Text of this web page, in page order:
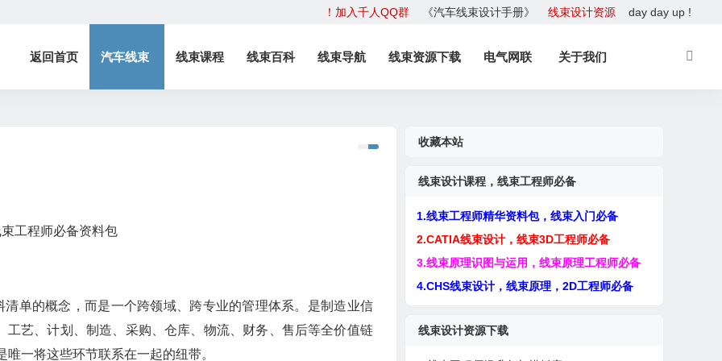
！加入千人QQ群 《汽车线束设计手册》 线束设计资源 day day up !
返回首页 汽车线束 线束课程 线束百科 线束导航 线束资源下载 电气网联 关于我们
单的概念，而是一个跨领域、跨专业的管理体系。是制造业信
艺、计划、制造、采购、仓库、物流、财务、售后等全价值链
一将这些环节联系在一起的纽带。
收藏本站
线束设计课程，线束工程师必备
1.线束工程师精华资料包，线束入门必备
2.CATIA线束设计，线束3D工程师必备
3.线束原理识图与运用，线束原理工程师必备
4.CHS线束设计，线束原理，2D工程师必备
线束设计资源下载